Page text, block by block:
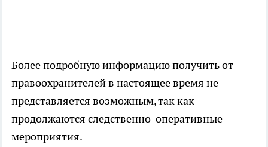
Более подробную информацию получить от
правоохранителей в настоящее время не
представляется возможным, так как
продолжаются следственно-оперативные
мероприятия.